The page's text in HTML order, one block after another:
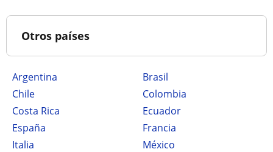
Otros países
Argentina
Brasil
Chile
Colombia
Costa Rica
Ecuador
España
Francia
Italia
México